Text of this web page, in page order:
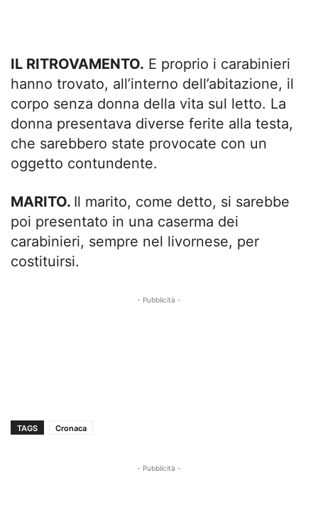
IL RITROVAMENTO. E proprio i carabinieri
hanno trovato, all’interno dell’abitazione, il
corpo senza donna della vita sul letto. La
donna presentava diverse ferite alla testa,
che sarebbero state provocate con un
oggetto contundente.
MARITO. Il marito, come detto, si sarebbe
poi presentato in una caserma dei
carabinieri, sempre nel livornese, per
costituirsi.
- Pubblicità -
TAGS Cronaca
- Pubblicità -